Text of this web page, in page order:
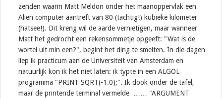
zenden waarin Matt Meldon onder het maanoppervlak een
Alien computer aantreft van 80 (tachtig!) kubieke kilometer
(hatsee!). Dit kreng wil de aarde vernietigen, maar wanneer
Matt het gedrocht een rekensommetje opgeeft: "Wat is de
wortel uit min een?", begint het ding te smelten. In die dagen
liep ik practicum aan de Universiteit van Amsterdam en
natuurlijk kon ik het niet laten: ik typte in een ALGOL
programma "PRINT SQRT(-1.0);". Ik dook onder de tafel,
maar de printende terminal vermelde …… "ARGUMENT